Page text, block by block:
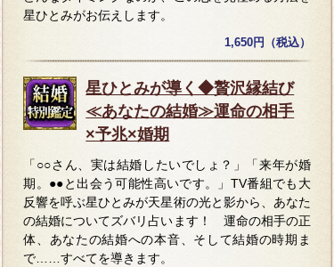
星ひとみがお伝えします。
1,650円（税込）
星ひとみが導く◆贅沢縁結び
≪あなたの結婚≫運命の相手
×予兆×婚期
「○○さん、実は結婚したいでしょ？」「来年が婚
期。●●と出会う可能性高いです。」TV番組でも大
反響を呼ぶ星ひとみが天星術の光と影から、あなた
の結婚についてズバリ占います！ 運命の相手の正
体、あなたの結婚への本音、そして結婚の時期ま
で……すべてを導きます。